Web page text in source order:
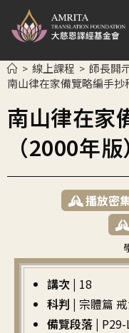
> 線上課程 > 師長開
南山律在家備覽略編手抄
南山律在家
（2000年
播放密
講次 | 18
科判 | 宗體篇
備覽段落 |